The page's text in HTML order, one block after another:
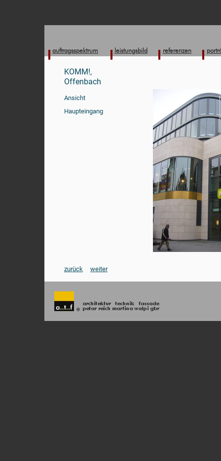
auftragsspektrum leistungsbild referenzen
KOMM!,
Offenbach
Ansicht
Haupteingang
zurück weiter